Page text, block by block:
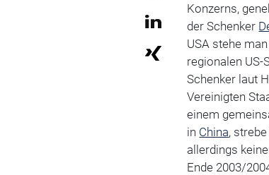
Konzerns,
der Schenker
USA stehe
regionalen US-
Schenker laut
Vereinigten
einem
in China,
allerdings
Ende 2003/